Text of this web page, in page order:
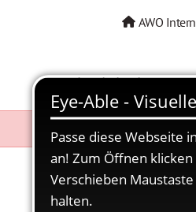
AWO Intern
AWO als Arbeitgeber